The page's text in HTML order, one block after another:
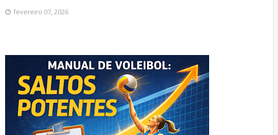
fevereiro 07, 2026